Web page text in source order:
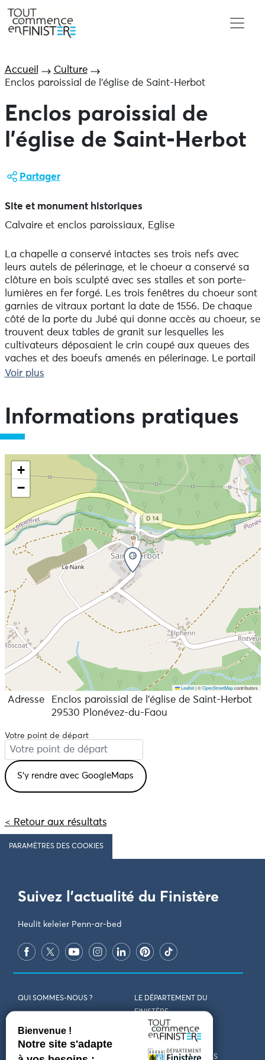
Accueil
Culture
Enclos paroissial de l’église de Saint-Herbot
Enclos paroissial de
l’église de Saint-Herbot
Partager
Site et monument historiques
Calvaire et enclos paroissiaux, Eglise
La chapelle a conservé intactes ses trois nefs avec
leurs autels de pélerinage, et le choeur a conservé sa
clôture en bois sculpté avec ses stalles et son porte-
lumières en fer forgé. Les trois fenêtres du choeur sont
garnies de vitraux portant la date de 1556. De chaque
côté de la porte du Jubé qui donne accès au choeur, se
trouvent deux tables de granit sur lesquelles les
cultivateurs déposaient le crin coupé aux queues des
vaches et des boeufs amenés en pélerinage. Le portail
méridional, qui est l'un des plus complets, porte la date
accès à la chapelle. La tour carrée est percée de
longues baies ogivales. Le calvaire porte une
crucifixion.
Voir plus
Informations pratiques
+
−
Leaflet |©OpenStreetMapcontributors
Adresse
Enclos paroissial de l’église de Saint-Herbot
29530 Plonévez-du-Faou
Votre point de départ
< Retour aux résultats
PARAMÈTRES DES COOKIES
Suivez l'actualité du Finistère
Heulit keleier Penn-ar-bed
QUI SOMMES-NOUS ?
LE DÉPARTEMENT DU
FINISTÈRE
REJOIGNEZ-NOUS VENIR EN FINISTÈRE
CONTACT CARTES ET BROCHURES